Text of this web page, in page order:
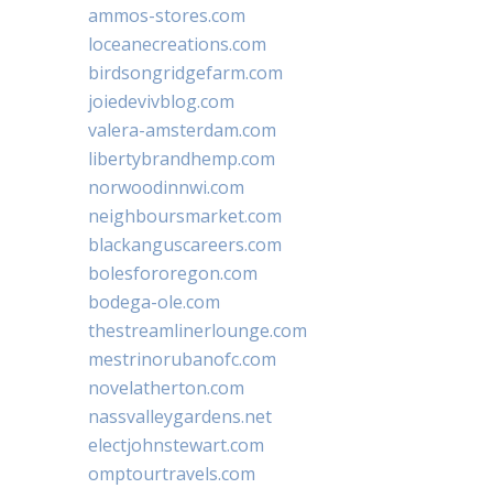
ammos-stores.com
loceanecreations.com
birdsongridgefarm.com
joiedevivblog.com
valera-amsterdam.com
libertybrandhemp.com
norwoodinnwi.com
neighboursmarket.com
blackanguscareers.com
bolesfororegon.com
bodega-ole.com
thestreamlinerlounge.com
mestrinorubanofc.com
novelatherton.com
nassvalleygardens.net
electjohnstewart.com
omptourtravels.com